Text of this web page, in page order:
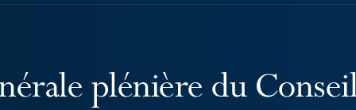
plénière du